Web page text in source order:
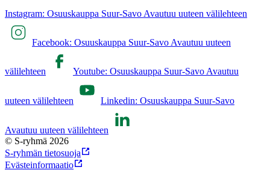
Instagram: Osuuskauppa Suur-Savo Avautuu uuteen välilehteen
Facebook: Osuuskauppa Suur-Savo Avautuu uuteen
välilehteen Youtube: Osuuskauppa Suur-Savo Avautuu
uuteen välilehteen Linkedin: Osuuskauppa Suur-Savo
Avautuu uuteen välilehteen
© S-ryhmä 2026
S-ryhmän tietosuoja
Evästeinformaatio